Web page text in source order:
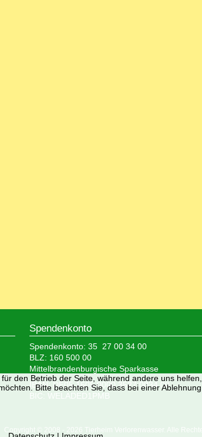
Spendenkonto
Spendenkonto: 35 27 00 34 00
BLZ: 160 500 00
Mittelbrandenburgische Sparkasse
IBAN: DE05 1605 0000 3527 0034 00
BIC: WELADED1PMB
Copyright © 2008 - 2026 Tierheim Verlorenwasser. Alle
den Betrieb der Seite, während andere uns
Bitte beachten Sie, dass bei einer